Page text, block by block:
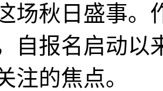
场秋日盛事。
自报名启动以
注的焦点。